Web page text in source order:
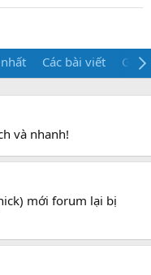
Các bài viết Giới
và nhanh!
mới forum lại bị